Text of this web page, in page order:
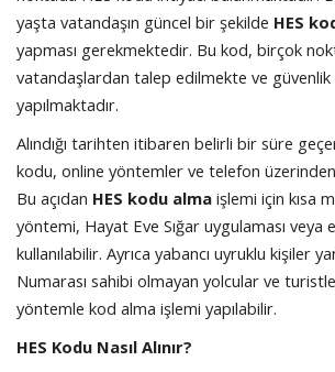
yaşta vatandaşın güncel bir şekilde HES
yapması gerekmektedir. Bu kod, birçok
vatandaşlardan talep edilmekte ve güvenlik
yapılmaktadır.
Alındığı tarihten itibaren belirli bir süre
kodu, online yöntemler ve telefon
Bu açıdan HES kodu alma işlemi için kısa
yöntemi, Hayat Eve Sığar uygulaması
kullanılabilir. Ayrıca yabancı uyruklu kişiler
Numarası sahibi olmayan yolcular ve
yöntemle kod alma işlemi yapılabilir.
HES Kodu Nasıl Alınır?